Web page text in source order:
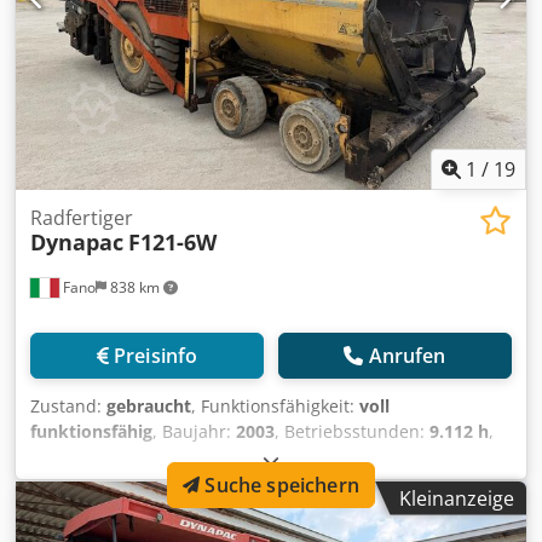
1 / 19
Fano 838 km
Radfertiger
Dynapac F121-6W
Preisinfo Anrufen
Zustand: gebraucht, Funktionsfähigkeit: voll
funktionsfähig, Baujahr: 2003, Betriebsstunden: 9.112 h,
Radgesteuerte Asphaltfertiger Dynapac F121-6W Baujahr
2003 Maximales Betriebsgewicht: 16.000 kg Crjdpfxozr
Ezbs Amyof Motortyp: Cummins QSB 5. 6x6
Betriebsstunden: 9112 Guter Allgemeinzustand WIR
Kleinanzeige
Suche speichern